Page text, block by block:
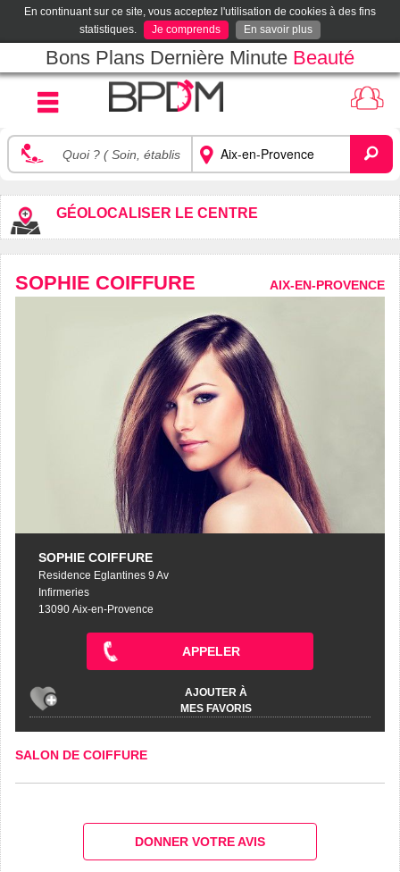
En continuant sur ce site, vous acceptez l'utilisation de cookies à des fins
statistiques.
Je comprends En savoir plus
Bons Plans Dernière Minute Beauté
GÉOLOCALISER LE CENTRE
SOPHIE COIFFURE AIX-EN-PROVENCE
SOPHIE COIFFURE
Residence Eglantines 9 Av
Infirmeries
13090 Aix-en-Provence
APPELER
AJOUTER À
MES FAVORIS
SALON DE COIFFURE
DONNER VOTRE AVIS